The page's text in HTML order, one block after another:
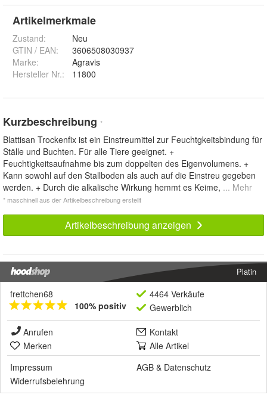
Artikelmerkmale
Zustand:
Neu
GTIN / EAN:
3606508030937
Marke:
Agravis
Hersteller Nr.:
11800
Kurzbeschreibung *
Blattisan Trockenfix ist ein Einstreumittel zur Feuchtgkeitsbindung für
Ställe und Buchten. Für alle Tiere geeignet. +
Feuchtigkeitsaufnahme bis zum doppelten des Eigenvolumens. +
Kann sowohl auf den Stallboden als auch auf die Einstreu gegeben
werden. + Durch die alkalische Wirkung hemmt es Keime, ... Mehr
* maschinell aus der Artikelbeschreibung erstellt
Artikelbeschreibung anzeigen
Platin
frettchen68
100% positiv
4464 Verkäufe
Gewerblich
Anrufen
Kontakt
Merken
Alle Artikel
Impressum
AGB & Datenschutz
Widerrufsbelehrung